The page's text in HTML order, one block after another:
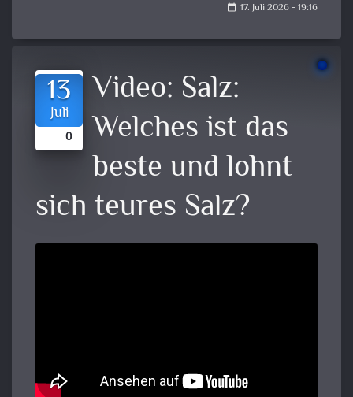
calendar_today 17. Juli 2026 - 19:16
13
Juli
0
Video: Salz:
Welches ist das
beste und lohnt
sich teures Salz?